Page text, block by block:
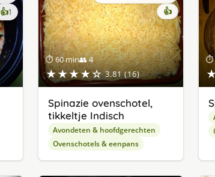
👍1keer
lekker
gevonden
⏱ 60 min👥 4
★★★★☆ 3.81 (16)
👍
Spinazie ovenschotel,
tikkeltje Indisch
Avondeten & hoofdgerechten
Ovenschotels & eenpans
⏱